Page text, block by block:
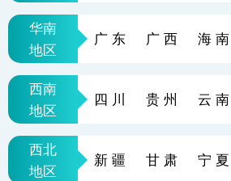
华南
广东 广西 海南
地区
西南
四川 贵州 云南
地区
西北
新疆 甘肃 宁夏
地区